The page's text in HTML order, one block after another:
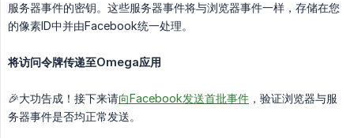
服务器事件的密钥。这些服务器事件将与浏览器事件一样，存储在您
的像素ID中并由Facebook统一处理。
将访问令牌传递至Omega应用
🎉大功告成！接下来请向Facebook发送首批事件 ，验证浏览器与服
务器事件是否均正常发送。